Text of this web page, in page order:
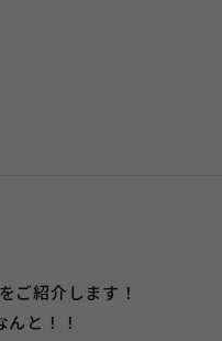
ご紹介します！
と！！